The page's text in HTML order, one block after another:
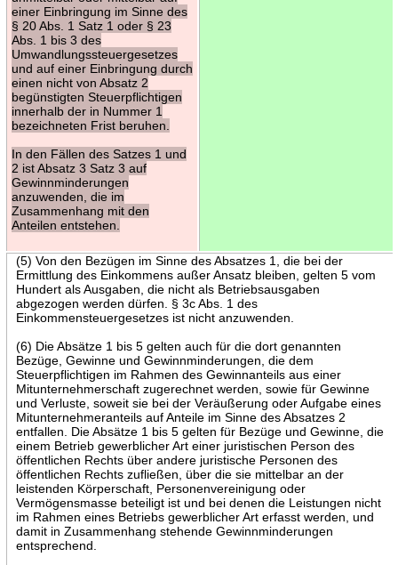
einer Einbringung im Sinne des
§ 20 Abs. 1 Satz 1 oder § 23
Abs. 1 bis 3 des
Umwandlungssteuergesetzes
und auf einer Einbringung durch
einen nicht von Absatz 2
begünstigten Steuerpflichtigen
innerhalb der in Nummer 1
bezeichneten Frist beruhen.
In den Fällen des Satzes 1 und
2 ist Absatz 3 Satz 3 auf
Gewinnminderungen
anzuwenden, die im
Zusammenhang mit den
Anteilen entstehen.
(5) Von den Bezügen im Sinne des Absatzes 1, die bei der
Ermittlung des Einkommens außer Ansatz bleiben, gelten 5 vom
Hundert als Ausgaben, die nicht als Betriebsausgaben
abgezogen werden dürfen. § 3c Abs. 1 des
Einkommensteuergesetzes ist nicht anzuwenden.
(6) Die Absätze 1 bis 5 gelten auch für die dort genannten
Bezüge, Gewinne und Gewinnminderungen, die dem
Steuerpflichtigen im Rahmen des Gewinnanteils aus einer
Mitunternehmerschaft zugerechnet werden, sowie für Gewinne
und Verluste, soweit sie bei der Veräußerung oder Aufgabe eines
Mitunternehmeranteils auf Anteile im Sinne des Absatzes 2
entfallen. Die Absätze 1 bis 5 gelten für Bezüge und Gewinne, die
einem Betrieb gewerblicher Art einer juristischen Person des
öffentlichen Rechts über andere juristische Personen des
öffentlichen Rechts zufließen, über die sie mittelbar an der
leistenden Körperschaft, Personenvereinigung oder
Vermögensmasse beteiligt ist und bei denen die Leistungen nicht
im Rahmen eines Betriebs gewerblicher Art erfasst werden, und
damit in Zusammenhang stehende Gewinnminderungen
entsprechend.